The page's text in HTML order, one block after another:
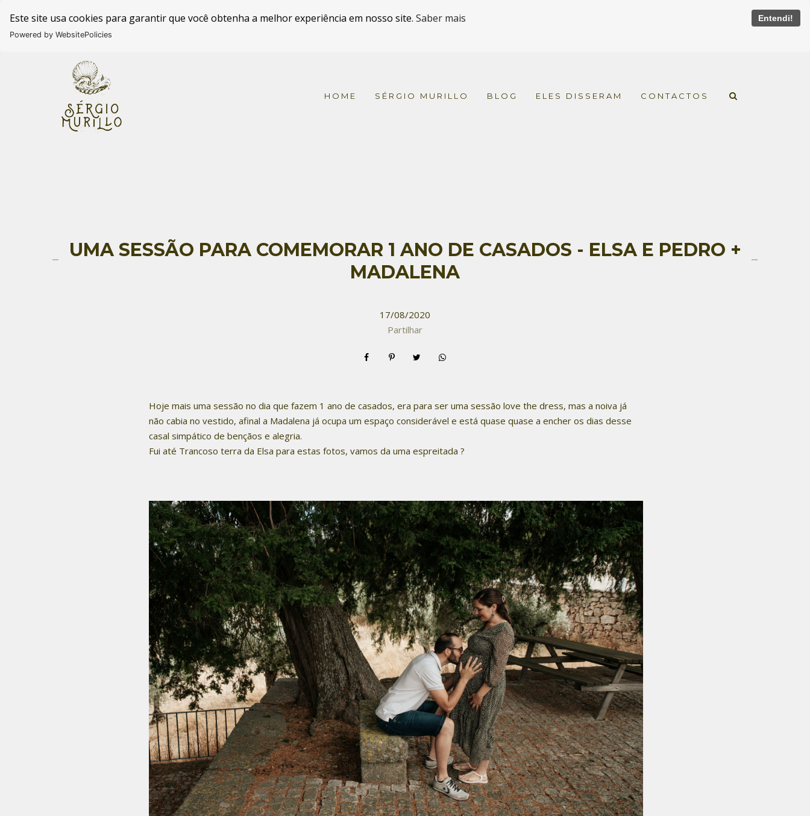
Este site usa cookies para garantir que você obtenha a melhor experiência em nosso site. Saber mais Entendi!
Powered by WebsitePolicies
HOME SÉRGIO MURILLO BLOG ELES DISSERAM CONTACTOS
UMA SESSÃO PARA COMEMORAR 1 ANO DE CASADOS - ELSA E PEDRO +
MADALENA
17/08/2020
Partilhar
Hoje mais uma sessão no dia que fazem 1 ano de casados, era para ser uma sessão love the dress, mas a noiva já
não cabia no vestido, afinal a Madalena já ocupa um espaço considerável e está quase quase a encher os dias desse
casal simpático de bençãos e alegria.
Fui até Trancoso terra da Elsa para estas fotos, vamos da uma espreitada ?